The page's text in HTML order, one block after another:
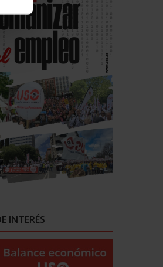
INTERÉS